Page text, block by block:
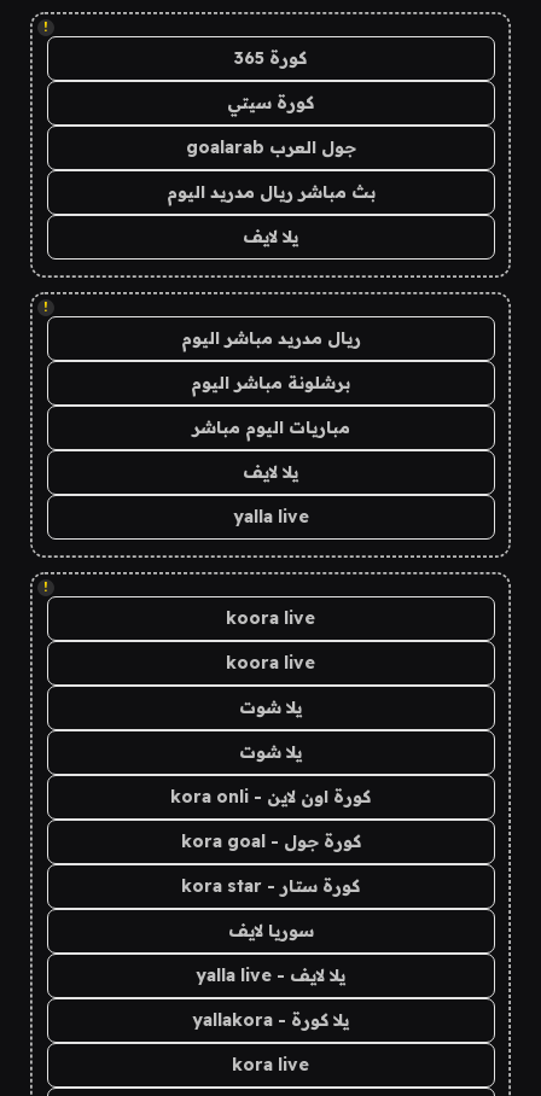
!
كورة 365
كورة سيتي
جول العرب goalarab
بث مباشر ريال مدريد اليوم
يلا لايف
!
ريال مدريد مباشر اليوم
برشلونة مباشر اليوم
مباريات اليوم مباشر
يلا لايف
yalla live
!
koora live
koora live
يلا شوت
يلا شوت
كورة اون لاين - kora onli
كورة جول - kora goal
كورة ستار - kora star
سوريا لايف
يلا لايف - yalla live
يلا كورة - yallakora
kora live